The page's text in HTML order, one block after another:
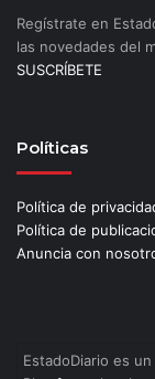
Regístrate en
las novedades del
SUSCRÍBETE
Políticas
Política de
Política de
Anuncia con
EstadoDiario es